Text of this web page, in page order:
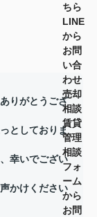
ちら
LINE
から
お問
い合
わせ
売却
相談
賃貸
管理
相談
フォ
ーム
から
お問
りがとうござ
としておりま
幸いでござい
かけください